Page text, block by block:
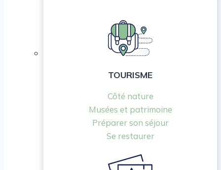
TOURISME
Côté nature
Musées et patrimoine
Préparer son séjour
Se restaurer